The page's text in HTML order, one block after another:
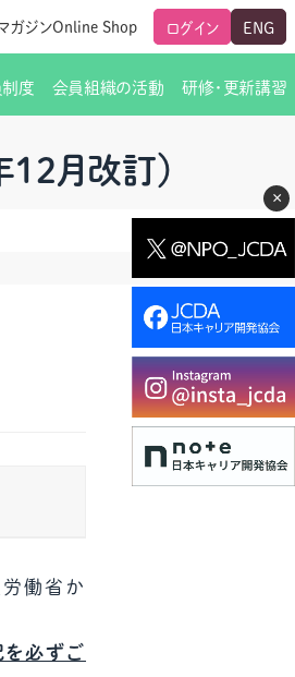
×
ガジンOnline Shop ログイン ENG
グローバルな交流
人生すごろく金の糸
度
メールマガジン（ＣＤＡ友の会）
会員組織の活動
支部からのお知らせ
研究会・啓発交流会の活動報告
研修・更新講習
スキルアップ研修
必要書類ダウンロード（ピアトレ）
月改訂）
労働省か
を必ずご